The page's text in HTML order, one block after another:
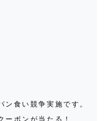
ン食い競争実施です。
ーポンが当たる！